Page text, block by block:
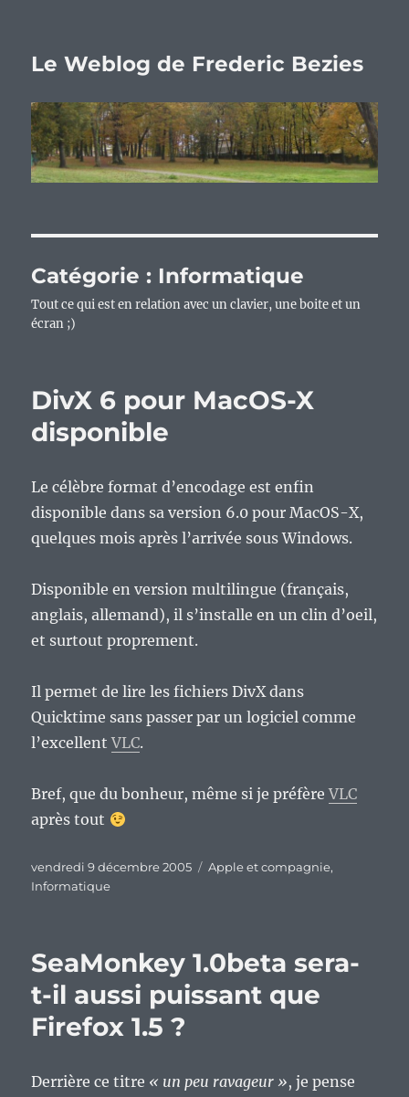
Le Weblog de Frederic Bezies
Catégorie : Informatique
Tout ce qui est en relation avec un clavier, une boite et un
écran ;)
DivX 6 pour MacOS-X
disponible
Le célèbre format d’encodage est enfin
disponible dans sa version 6.0 pour MacOS-X,
quelques mois après l’arrivée sous Windows.
Disponible en version multilingue (français,
anglais, allemand), il s’installe en un clin d’oeil,
et surtout proprement.
Il permet de lire les fichiers DivX dans
Quicktime sans passer par un logiciel comme
l’excellentVLC.
Bref, que du bonheur, même si je préfèreVLC
après tout
Publié
le
vendredi 9 décembre 2005 Catégories
Apple et compagnie,
Informatique
SeaMonkey 1.0beta sera-
t-il aussi puissant que
Firefox 1.5 ?
Derrière ce titre « un peu ravageur », je pense